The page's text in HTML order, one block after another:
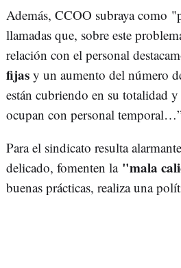
Además, CCOO subraya como
llamadas que, sobre este
relación con el personal
fijasy un aumento del número
están cubriendo en su totalidad y
ocupan con personal
Para el sindicato resulta
delicado, fomenten la"mala
buenas prácticas, realiza una